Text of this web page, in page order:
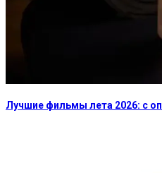
Лучшие фильмы лета 2026: с